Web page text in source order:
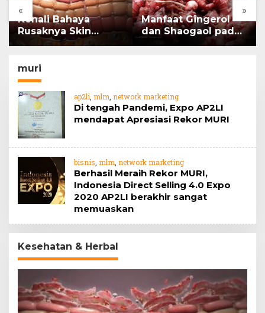
« »
Kenali Bahaya
Rusaknya Skin
Barrier
Manfaat Gingerol
dan Shaogaol pada
muri
ap2li mlm network marketing
Di tengah Pandemi, Expo AP2LI
mendapat Apresiasi Rekor MURI
bisnis mlm network marketing
Berhasil Meraih Rekor MURI,
Indonesia Direct Selling 4.0 Expo
2020 AP2LI berakhir sangat
memuaskan
Kesehatan & Herbal